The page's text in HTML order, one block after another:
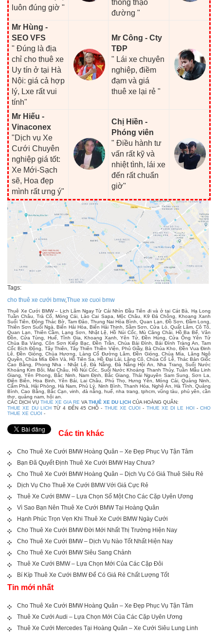
luôn đúng giờ "
thông thạo
đường "
Mr Hùng -
SEO VFS
" Đúng là địa
chỉ cho thuê xe
Uy tín ở tại Hà
Nội: giá cả hợp
lý, Lxe rất vui
tính"
Mr Công - Cty
TĐP
" Lái xe chuyên
nghiệp, điềm
đạm và giá
thuê xe lại rẻ "
Mr Hiếu -
Vinaconex
"Dịch vụ Xe
Cưới Chuyên
nghiệp giá tốt:
Xe Mới-Sạch
sẽ, Hoa đẹp
mình rất ưng ý"
Chị Hiền -
Phóng viên
" Điều hành tư
vấn rất kỹ và
nhiệt tình, lái xe
đến rất chuẩn
giờ"
Tags:
cho thuê xe cưới bmw,Thue xe cuoi bmw
Thuê Xe Cưới BMW – Lịch Lãm Ngay Từ Cái Nhìn Đầu Tiên đi và ở tại Cát Bà, Hạ Long
Tuần Châu, Trà Cổ, Móng Cái, Lào Cai Sapa, Mộc Châu, K9 Đá Chông, Khoang Xanh
Suối Tiên, Động Thác Bờ, Tam Đảo, Thung Nai Hòa Bình, Quan Lạn, Đồ Sơn, Đầm Long,
Thiên Sơn Suối Ngà, Biển Hải Hòa, Biển Hải Thịnh, Sầm Sơn, Cửa Lò, Quất Lâm, Cô Tô,
Quan Lạn, Thiên Cầm, Lạng Sơn, Nhật Lệ, Hồ Núi Cốc, Mù Căng Chải, Hồ Ba Bể, Vân
Đồn, Cửa Tùng, Huế, Tĩnh Gia, Khoang Xanh, Yên Tử, Đền Hùng, Cửa Ông Yên Tử
Chùa Ba Vàng, Côn Sơn Kiếp Bạc, Đền Trần, Chùa Bái Đính, Bái Đính Tràng An, Tam
Cốc Bích Động, Tây Thiên, Tây Thiên Thiền Viện, Phủ Giầy, Bà Chúa Kho, Đền Vua Đinh
Lê, Đền Gióng, Chùa Hương, Làng Cổ Đường Lâm, Đền Gióng, Chùa Mía, Lăng Ngô
Quyền, Chùa Mía Đền Và, Hồ Tiên Sa, Hồ Đại Lải, Lăng Cô, Chùa Cổ Lễ, Thác Bản Giốc
Cao Bằng, Phong Nha - Nhật Lệ, Đà Nẵng, Đà Nẵng Hội An, Nha Trang, Suối Nước
Khoáng Kim Bôi, Mai Châu, Hồ Núi Cốc, Suối Nước Khoáng Thanh Thủy, Tuần Mẫu Linh
Giang, Yên Phong, Bắc Ninh, Nam Định, Bắc Giang, Thái Nguyên Sam Sung, Sơn La,
Điện Biên, Hoa Binh, Yên Bái, Lai Châu, Phú Thọ, Hưng Yên, Móng Cái, Quảng Ninh,
Cẩm Phả, Hải Phòng, Hà Nam, Phủ Lý, Ninh Bình, Thanh Hóa, Nghệ An, Hà Tĩnh, Quảng
Bình, Cao Bằng, Bắc Cạn, vinh, đà nẵng, huế, nha trang, tphcm, vũng tàu, phú yên, cần
thơ, quảng nam, hội an.
CÁC DỊCH VỤ THUE XE GIA RE VA THUÊ XE DU LỊCH CỦA HOÀNG QUÂN:
THUE XE DU LICHTỪ 4 ĐẾN 45 CHỖ - THUE XE CUOI - THUE XE DI LE HOI - CHO
THUE XE CUOI -
Các tin khác
Cho Thuê Xe Cưới BMW Hoàng Quân – Xe Đẹp Phục Vụ Tận Tâm
Bạn Đã Quyết Định Thuê Xe Cưới BMW Hay Chưa?
Cho Thuê Xe Cưới BMW Hoàng Quân – Dịch Vụ Có Giá Thuê Siêu Rẻ
Dịch Vụ Cho Thuê Xe Cưới BMW Với Giá Cực Rẻ
Thuê Xe Cưới BMW – Lựa Chọn Số Một Cho Các Cặp Uyên Ương
Vì Sao Bạn Nên Thuê Xe Cưới BMW Tại Hoàng Quân
Hạnh Phúc Trọn Vẹn Khi Thuê Xe Cưới BMW Ngày Cưới
Cho Thuê Xe Cưới BMW Đời Mới Nhất Thị Trường Hiện Nay
Cho Thuê Xe Cưới BMW – Dịch Vụ Nào Tốt Nhất Hiện Nay
Cho Thuê Xe Cưới BMW Siêu Sang Chảnh
Thuê Xe Cưới BMW – Lựa Chọn Mới Của Các Cặp Đôi
Bí Kíp Thuê Xe Cưới BMW Để Có Giá Rẻ Chất Lượng Tốt
Tin mới nhất
Cho Thuê Xe Cưới BMW Hoàng Quân – Xe Đẹp Phục Vụ Tận Tâm
Thuê Xe Cưới Audi – Lựa Chọn Mới Của Các Cặp Uyên Ương
Thuê Xe Cưới Mercedes Tại Hoàng Quân – Xe Cưới Siêu Lung Linh